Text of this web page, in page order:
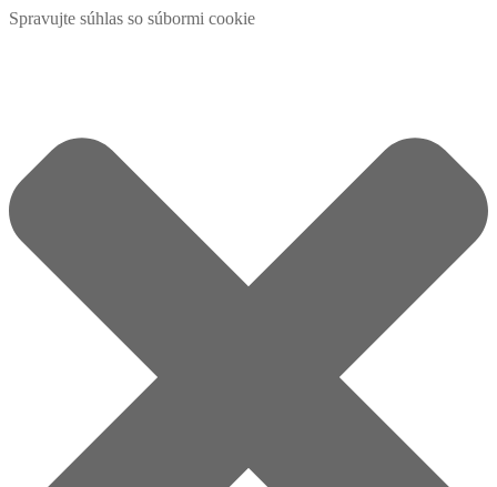
Spravujte súhlas so súbormi cookie